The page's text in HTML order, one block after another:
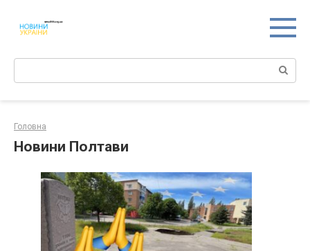
контенту
Поиск:
Головна
Новини Полтави